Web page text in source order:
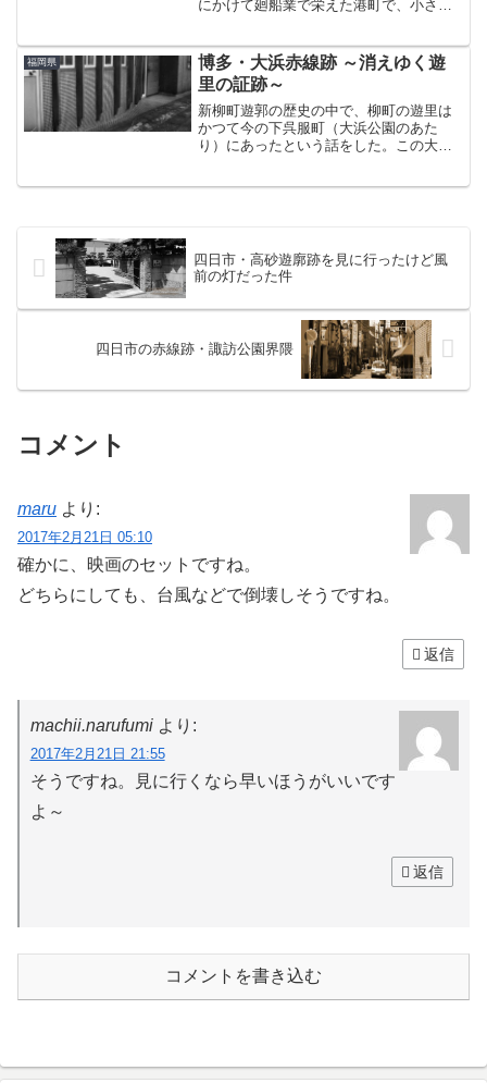
にかけて廻船業で栄えた港町で、小さな
（重要伝統的建造物群保存地区）に選定
されている。そん...
福岡県
博多・大浜赤線跡 ～消えゆく遊
里の証跡～
新柳町遊郭の歴史の中で、柳町の遊里は
かつて今の下呉服町（大浜公園のあた
り）にあったという話をした。この大浜
四日市・高砂遊廓跡を見に行ったけど風
前の灯だった件
四日市の赤線跡・諏訪公園界隈
コメント
maru より:
2017年2月21日 05:10
確かに、映画のセットですね。
どちらにしても、台風などで倒壊しそうですね。
返信
machii.narufumi より:
2017年2月21日 21:55
そうですね。見に行くなら早いほうがいいです
よ～
返信
コメントを書き込む